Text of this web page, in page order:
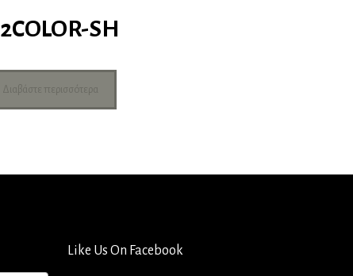
2COLOR-SH
Διαβάστε περισσότερα
Like Us On Facebook